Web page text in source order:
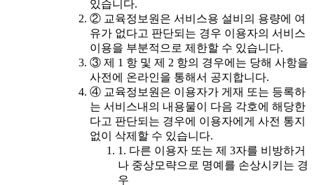
있습니다.
② 교육정보원은 서비스용 설비의 용량에 여
유가 없다고 판단되는 경우 이용자의 서비스
이용을 부분적으로 제한할 수 있습니다.
③ 제 1 항 및 제 2 항의 경우에는 당해 사항을
사전에 온라인을 통해서 공지합니다.
④ 교육정보원은 이용자가 게재 또는 등록하
는 서비스내의 내용물이 다음 각호에 해당한
다고 판단되는 경우에 이용자에게 사전 통지
없이 삭제할 수 있습니다.
1. 다른 이용자 또는 제 3자를 비방하거
나 중상모략으로 명예를 손상시키는 경
우